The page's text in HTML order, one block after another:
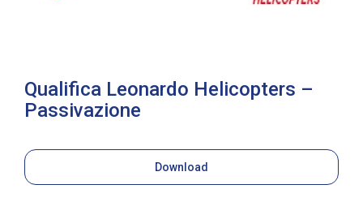
Qualifica Leonardo Helicopters –
Passivazione
Download